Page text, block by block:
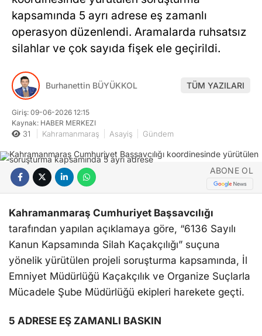
kapsamında 5 ayrı adrese eş zamanlı
operasyon düzenlendi. Aramalarda ruhsatsız
silahlar ve çok sayıda fişek ele geçirildi.
Burhanettin BÜYÜKKOL TÜM YAZILARI
Giriş: 09-06-2026 12:15
Kaynak: HABER MERKEZI
31 Kahramanmaraş Asayiş Gündem
ABONE OL
Kahramanmaraş Cumhuriyet Başsavcılığı
tarafından yapılan açıklamaya göre, “6136 Sayılı
Kanun Kapsamında Silah Kaçakçılığı” suçuna
yönelik yürütülen projeli soruşturma kapsamında, İl
Emniyet Müdürlüğü Kaçakçılık ve Organize Suçlarla
Mücadele Şube Müdürlüğü ekipleri harekete geçti.
5 ADRESE EŞ ZAMANLI BASKIN